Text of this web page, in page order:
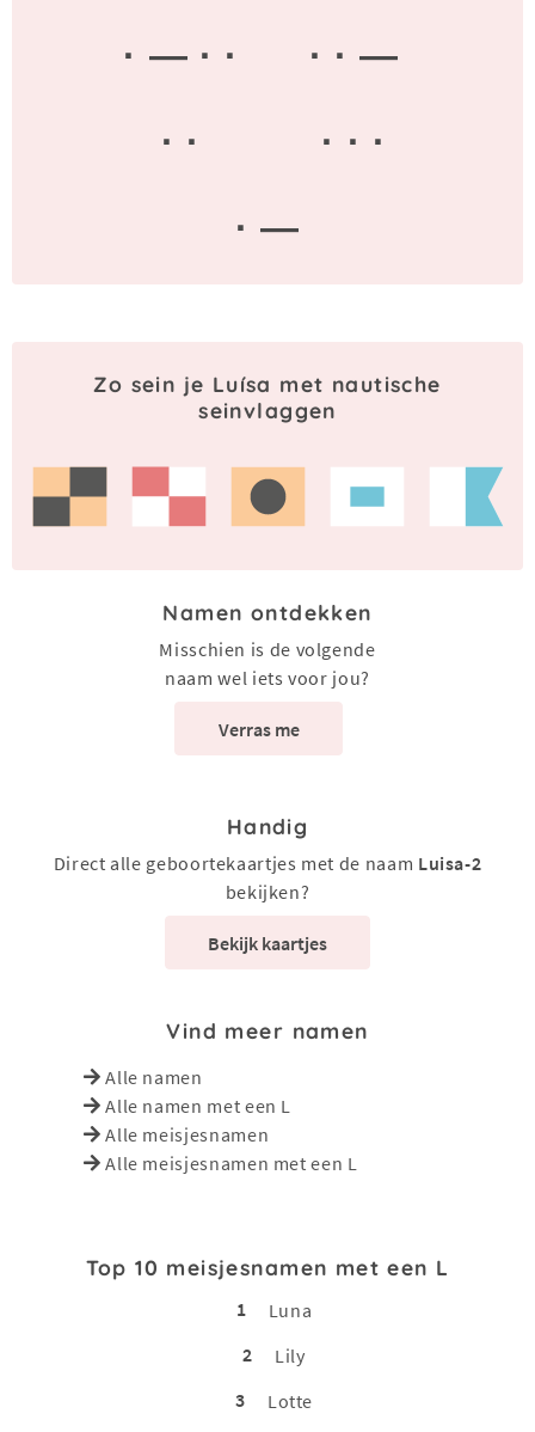
· — · ·
· · —
· ·
· · ·
· —
Zo sein je Luísa met nautische
seinvlaggen
Namen ontdekken
Misschien is de volgende
naam wel iets voor jou?
Verras me
Handig
Direct alle geboortekaartjes met de naam Luisa-2
bekijken?
Bekijk kaartjes
Vind meer namen
Alle namen
Alle namen met een L
Alle meisjesnamen
Alle meisjesnamen met een L
Top 10 meisjesnamen met een L
1
Luna
2
Lily
3
Lotte